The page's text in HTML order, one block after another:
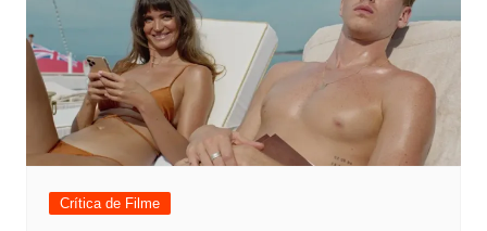
Crítica de Filme